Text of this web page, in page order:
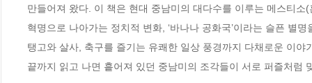
만들어져 왔다. 이 책은 현대 중남미의 대다수를 이루는 메스티
혁명으로 나아가는 정치적 변화, ‘바나나 공화국’이라는 슬픈 별
탱고와 살사, 축구를 즐기는 유쾌한 일상 풍경까지 다채로운 이
끝까지 읽고 나면 흩어져 있던 중남미의 조각들이 서로 퍼즐처